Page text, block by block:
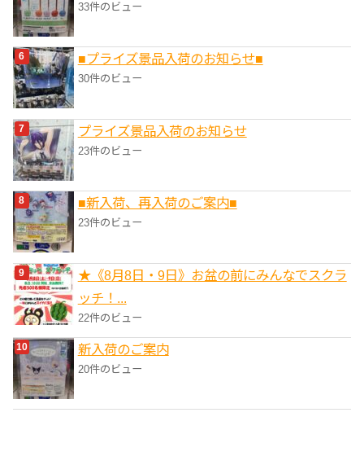
33件のビュー
■プライズ景品入荷のお知らせ■
30件のビュー
プライズ景品入荷のお知らせ
23件のビュー
■新入荷、再入荷のご案内■
23件のビュー
★《8月8日・9日》お盆の前にみんなでスクラ
ッチ！...
22件のビュー
新入荷のご案内
20件のビュー